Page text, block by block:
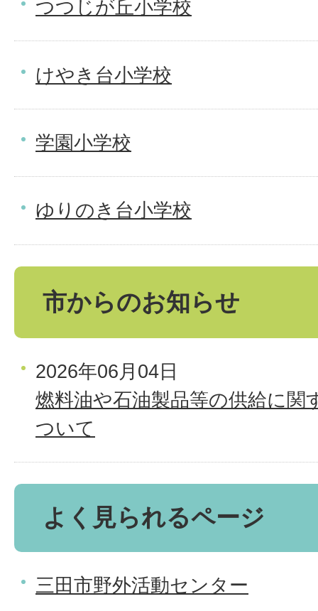
つつじが丘小学校
けやき台小学校
学園小学校
ゆりのき台小学校
市からのお知らせ
2026年06月04日
燃料油や石油製品等の供給に関
ついて
よく見られるページ
三田市野外活動センター